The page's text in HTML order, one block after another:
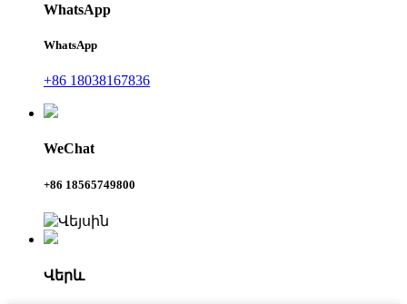
WhatsApp
WhatsApp
+86 18038167836
WeChat
+86 18565749800
Վերև